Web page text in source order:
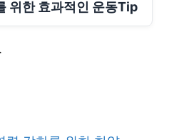
위한 효과적인 운동Tip